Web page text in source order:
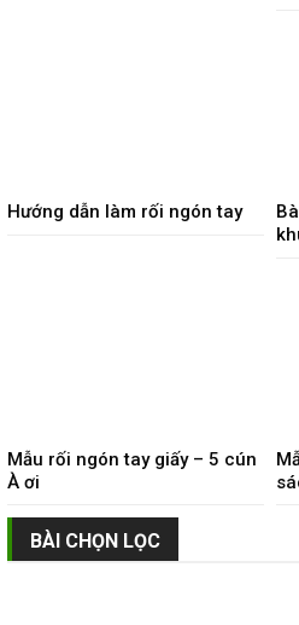
Hướng dẫn làm rối ngón tay
Mẫu rối ngón tay giấy – 5 cún
À ơi
BÀI CHỌN LỌC